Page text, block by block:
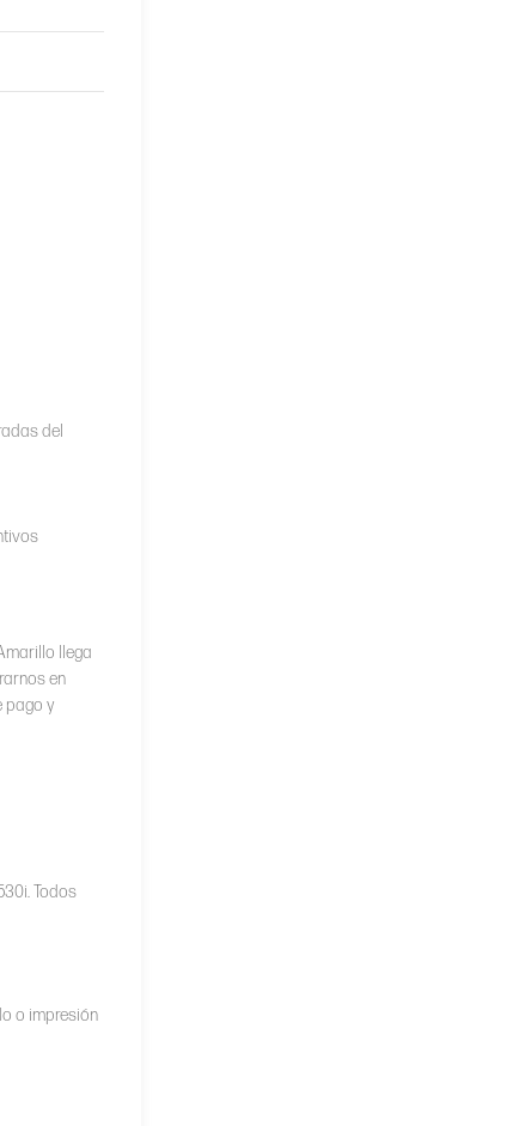
del
llega
en
pago y
Todos
o impresión